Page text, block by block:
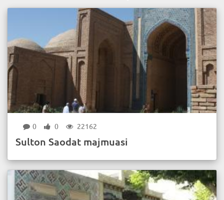
0 0 22162
Sulton Saodat majmuasi